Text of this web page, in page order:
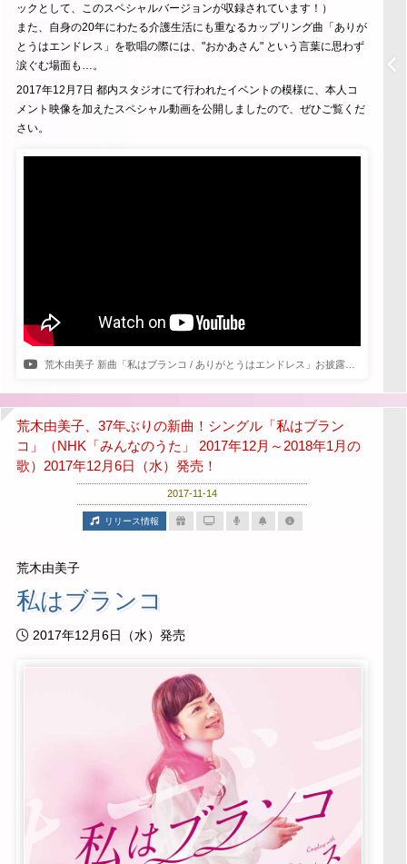
ックとして、このスペシャルバージョンが収録されています！）
また、自身の20年にわたる介護生活にも重なるカップリング曲「ありが
とうはエンドレス」を歌唱の際には、"おかあさん" という言葉に思わず
涙ぐむ場面も…。
2017年12月7日 都内スタジオにて行われたイベントの模様に、本人コ
メント映像を加えたスペシャル動画を公開しましたので、ぜひご覧くだ
さい。
荒木由美子 新曲「私はブランコ / ありがとうはエンドレス」お披露目イベント
荒木由美子、37年ぶりの新曲！シングル「私はブラン
コ」（NHK「みんなのうた」 2017年12月～2018年1月の
歌）2017年12月6日（水）発売！
2017-11-14
リリース情報
荒木由美子
私はブランコ
2017年12月6日（水）発売